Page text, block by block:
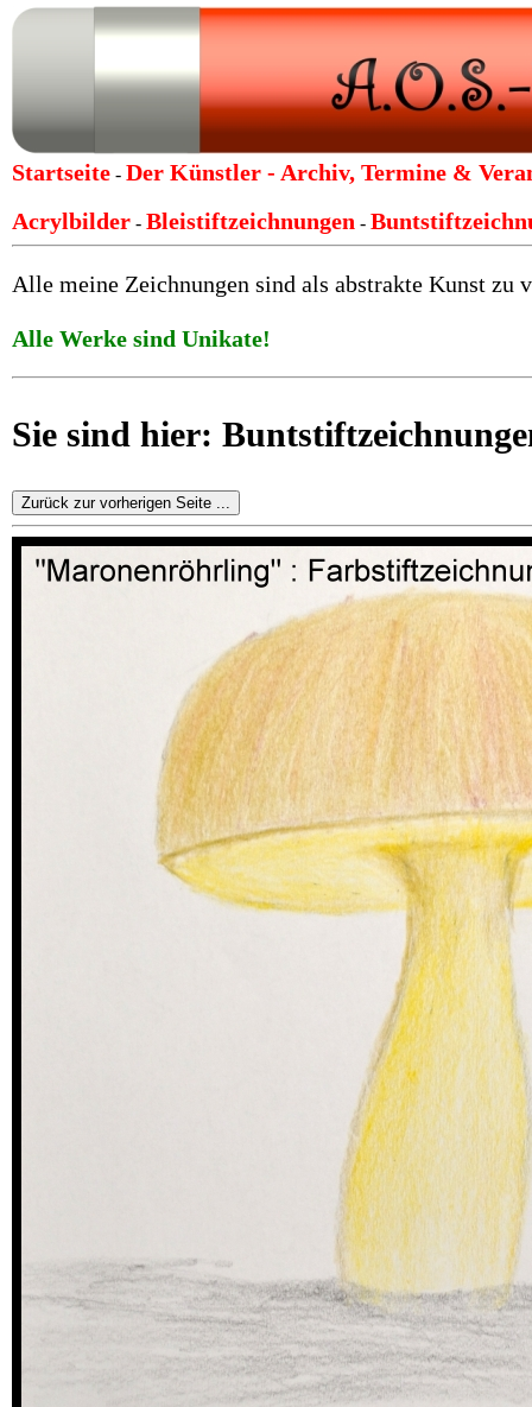
Startseite - Der Künstler - Archiv, Termine &
Acrylbilder - Bleistiftzeichnungen -
Alle meine Zeichnungen sind als abstrakte Kunst zu
Alle Werke sind Unikate!
Sie sind hier:
Zurück zur vorherigen Seite ...